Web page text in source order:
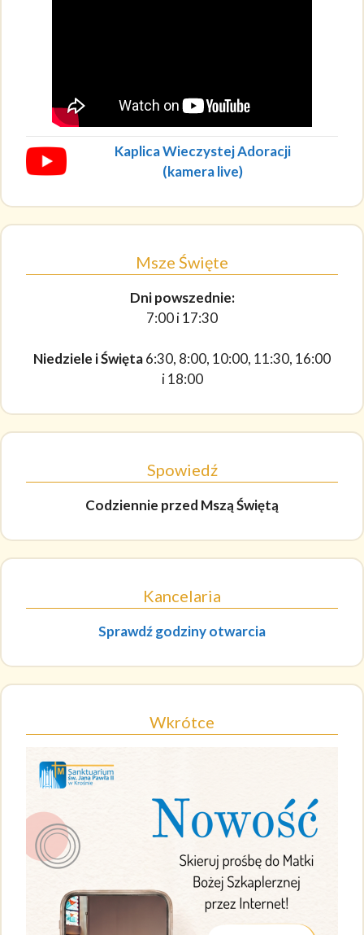
Kaplica Wieczystej Adoracji
(kamera live)
Msze Święte
Dni powszednie:
7:00 i 17:30
Niedziele i Święta6:30, 8:00, 10:00, 11:30, 16:00
i 18:00
Spowiedź
Codziennie przed Mszą Świętą
Kancelaria
Sprawdź godziny otwarcia
Wkrótce